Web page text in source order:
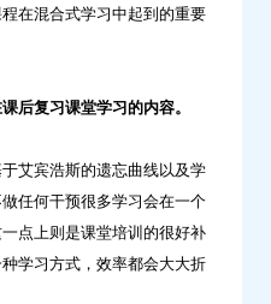
在混合式学习中起到的重要
后复习课堂学习的内容。
艾宾浩斯的遗忘曲线以及学
任何干预很多学习会在一个
点上则是课堂培训的很好补
学习方式，效率都会大大折